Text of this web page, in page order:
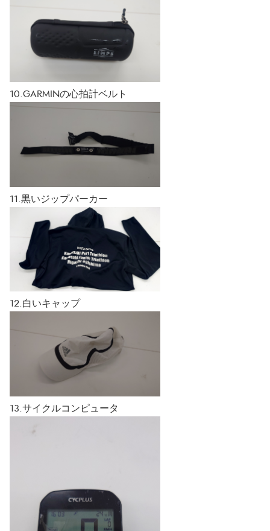
10.GARMINの心拍計ベルト
11.黒いジップパーカー
12.白いキャップ
13.サイクルコンピュータ